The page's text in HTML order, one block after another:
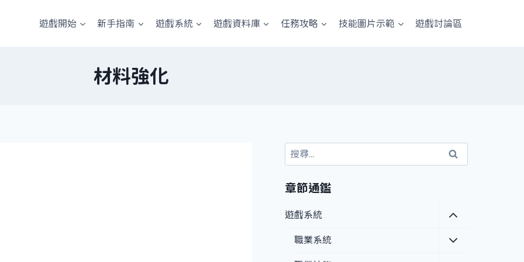
遊戲開始 新手指南 遊戲系統 遊戲資料庫 任務攻略 技能圖片示範 遊戲討論區
材料強化
搜
尋
鍵
章節通鑑
遊戲系統
Toggle
menu
職業系統
Toggle